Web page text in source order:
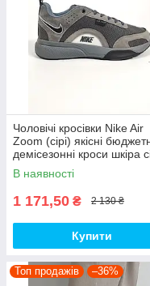
Чоловічі кросівки Nike Air
Zoom (сірі) якісні
демісезонні кроси шкіра
D426 топ
В наявності
1 171,50 ₴ 2 130 ₴
Купити
Топ продажів –36%